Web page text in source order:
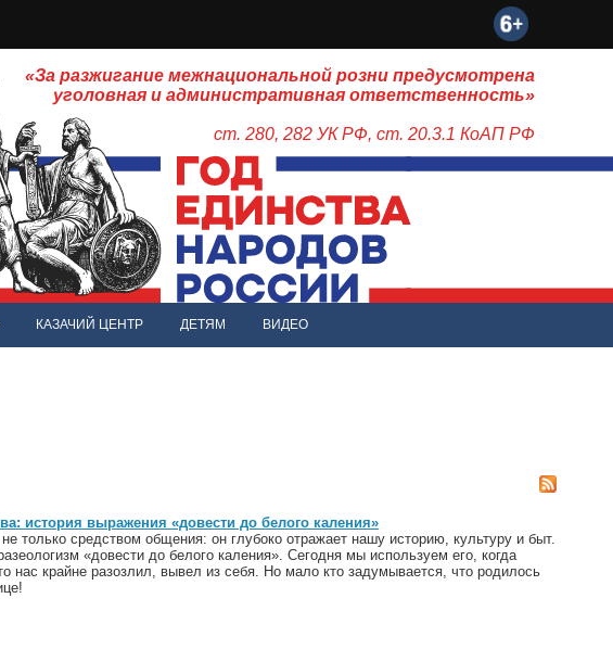
«За разжигание межнациональной розни предусмотрена
уголовная и административная ответственность»
ст. 280, 282 УК РФ, ст. 20.3.1 КоАП РФ
КАЗАЧИЙ ЦЕНТР ДЕТЯМ ВИДЕО
история выражения «довести до белого каления»
только средством общения: он глубоко отражает нашу историю, культуру и быт.
«довести до белого каления». Сегодня мы используем его, когда
нас крайне разозлил, вывел из себя. Но мало кто задумывается, что родилось